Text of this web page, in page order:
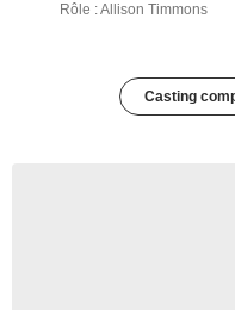
Rôle : Allison Timmons
Casting